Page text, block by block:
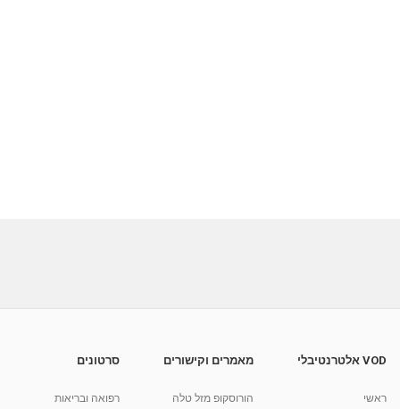
VOD אלטרנטיבלי
ראשי
מאמרים וקישורים
הורוסקופ מזל טלה
סרטונים
רפואה ובריאות